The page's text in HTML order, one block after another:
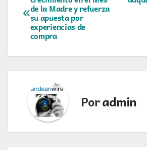
de
entradas
de la Madre y refuerza
su apuesta por
experiencias de
compra
Poradmin